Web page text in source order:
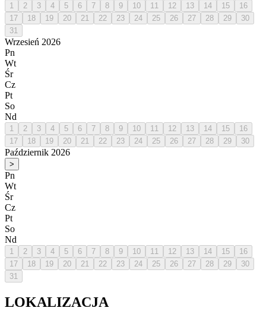
1 2 3 4 5 6 7 8 9 10 11 12 13 14 15
16
17
18 19 20 21 22 23 24 25 26 27 28 29
30
31
Wrzesień 2026
Pn
Wt
Śr
Cz
Pt
So
Nd
1 2 3 4 5 6 7 8 9 10 11 12 13 14 15
16
17
18 19 20 21 22 23 24 25 26 27 28 29 30
Październik 2026
>
Pn
Wt
Śr
Cz
Pt
So
Nd
1 2 3 4 5 6 7 8 9 10 11 12 13 14 15
16
17
18 19 20 21 22 23 24 25 26 27 28 29
30
31
LOKALIZACJA